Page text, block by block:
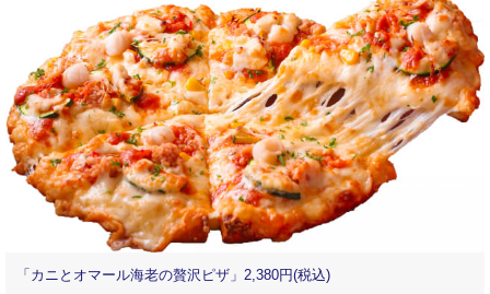
「カニとオマール海老の贅沢ピザ」2,380円(税込)